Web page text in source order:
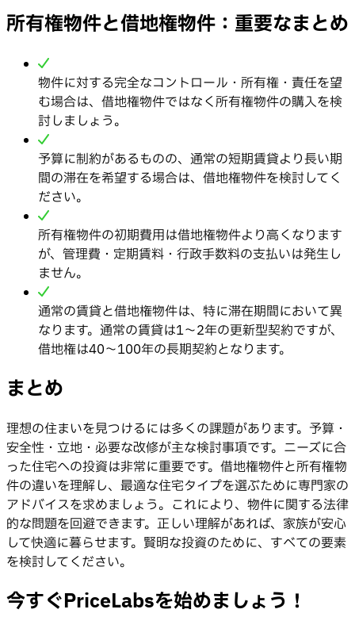
所有権物件と借地権物件：重要なまとめ
物件に対する完全なコントロール・所有権・責任を望
む場合は、借地権物件ではなく所有権物件の購入を検
討しましょう。
予算に制約があるものの、通常の短期賃貸より長い期
間の滞在を希望する場合は、借地権物件を検討してく
ださい。
所有権物件の初期費用は借地権物件より高くなります
が、管理費・定期賃料・行政手数料の支払いは発生し
ません。
通常の賃貸と借地権物件は、特に滞在期間において異
なります。通常の賃貸は1〜2年の更新型契約ですが、
借地権は40〜100年の長期契約となります。
まとめ
理想の住まいを見つけるには多くの課題があります。予算・
安全性・立地・必要な改修が主な検討事項です。ニーズに合
った住宅への投資は非常に重要です。借地権物件と所有権物
件の違いを理解し、最適な住宅タイプを選ぶために専門家の
アドバイスを求めましょう。これにより、物件に関する法律
的な問題を回避できます。正しい理解があれば、家族が安心
して快適に暮らせます。賢明な投資のために、すべての要素
を検討してください。
今すぐPriceLabsを始めましょう！